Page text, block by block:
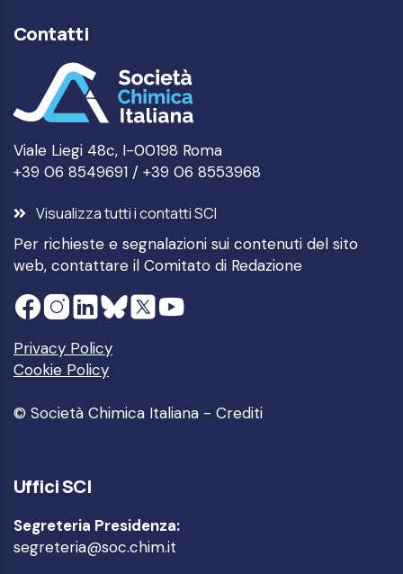
Contatti
Viale Liegi 48c, I-00198 Roma
+39 06 8549691 / +39 06 8553968
Visualizza tutti i contatti SCI
Per richieste e segnalazioni sui contenuti del sito
web, contattare il Comitato di Redazione
Privacy Policy
Cookie Policy
© Società Chimica Italiana - Crediti
Uffici SCI
Segreteria Presidenza:
segreteria@soc.chim.it